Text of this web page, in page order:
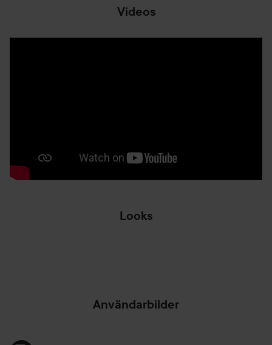
Videos
Looks
Användarbilder